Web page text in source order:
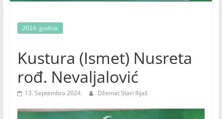
2024. godina
Kustura (Ismet) Nusreta
rođ. Nevaljalović
13. Septembra 2024. Džemat Stari Ilijaš